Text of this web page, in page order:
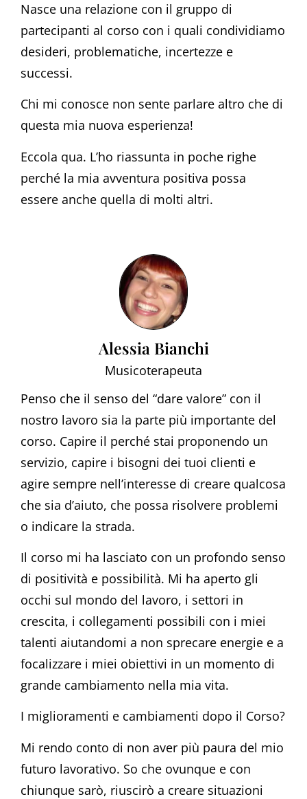
Nasce una relazione con il gruppo di
partecipanti al corso con i quali condividiamo
desideri, problematiche, incertezze e
successi.
Chi mi conosce non sente parlare altro che di
questa mia nuova esperienza!
Eccola qua. L’ho riassunta in poche righe
perché la mia avventura positiva possa
essere anche quella di molti altri.
Alessia Bianchi
Musicoterapeuta
Penso che il senso del “dare valore” con il
nostro lavoro sia la parte più importante del
corso. Capire il perché stai proponendo un
servizio, capire i bisogni dei tuoi clienti e
agire sempre nell’interesse di creare qualcosa
che sia d’aiuto, che possa risolvere problemi
o indicare la strada.
Il corso mi ha lasciato con un profondo senso
di positività e possibilità. Mi ha aperto gli
occhi sul mondo del lavoro, i settori in
crescita, i collegamenti possibili con i miei
talenti aiutandomi a non sprecare energie e a
focalizzare i miei obiettivi in un momento di
grande cambiamento nella mia vita.
I miglioramenti e cambiamenti dopo il Corso?
Mi rendo conto di non aver più paura del mio
futuro lavorativo. So che ovunque e con
chiunque sarò, riuscirò a creare situazioni